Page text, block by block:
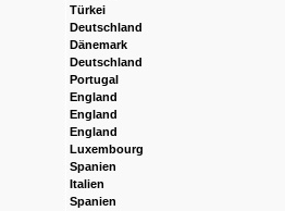
Türkei
Deutschland
Dänemark
Deutschland
Portugal
England
England
England
Luxembourg
Spanien
Italien
Spanien